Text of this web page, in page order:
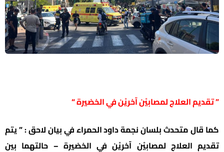
” تقديم العلاج لمصابيْن آخريْن في الخضيرة “
كما قال متحدث بلسان نجمة داود الحمراء في بيان لاحق : ” يتم
تقديم العلاج لمصابيْن آخريْن في الخضيرة – حالتهما بين